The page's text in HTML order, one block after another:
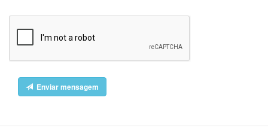
Enviar mensagem